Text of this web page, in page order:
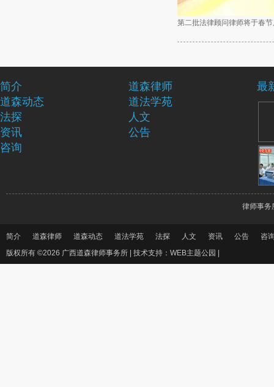
第二批法律顾问律师将于春
简介
道森律师
道森动态
道法学苑
法探
人文
资讯
公告
咨询
最
律师事务
简介 道森律师 道森动态 道法学苑 法探 人文 资讯 公告
咨
版权所有 ©2026 广西道森律师事务所 | 技术支持：WEB主题公园